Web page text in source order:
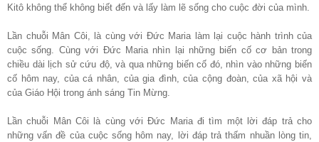
Kitô không thể không biết đến và lấy làm lẽ sống cho cuộc đời của mình.
Lần chuỗi Mân Côi, là cùng với Đức Maria làm lại cuộc hành trình của
cuộc sống. Cùng với Đức Maria nhìn lại những biến cố cơ bản trong
chiều dài lịch sử cứu độ, và qua những biến cố đó, nhìn vào những biến
cố hôm nay, của cá nhân, của gia đình, của cộng đoàn, của xã hội và
của Giáo Hội trong ánh sáng Tin Mừng.
Lần chuỗi Mân Côi là cùng với Đức Maria đi tìm một lời đáp trả cho
những vấn đề của cuộc sống hôm nay, lời đáp trả thấm nhuần lòng tin,